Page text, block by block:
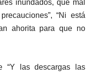
inundados, que mal
“Ni está
ahorita para que no
“Y las descargas las